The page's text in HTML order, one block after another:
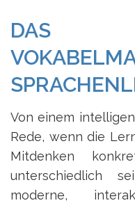
DAS
Von einem
Rede, wenn die
Mitdenken
unterschiedlich
moderne,